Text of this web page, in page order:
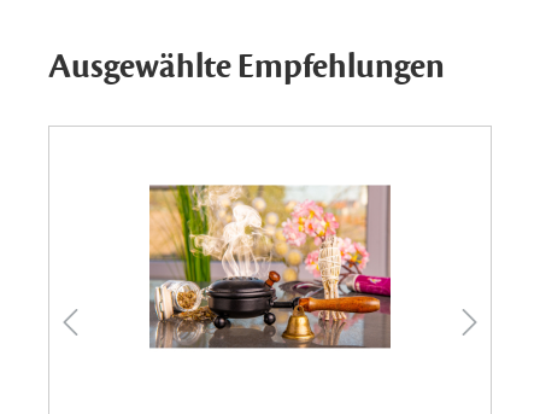
Ausgewählte Empfehlungen